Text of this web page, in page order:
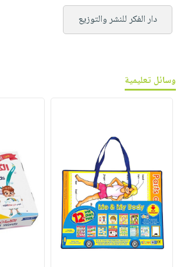
دار الفكر للنشر والتوزيع
وسائل تعليمية